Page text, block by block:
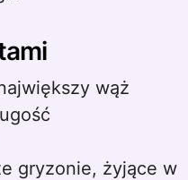
wąż
gryzonie, żyjące w